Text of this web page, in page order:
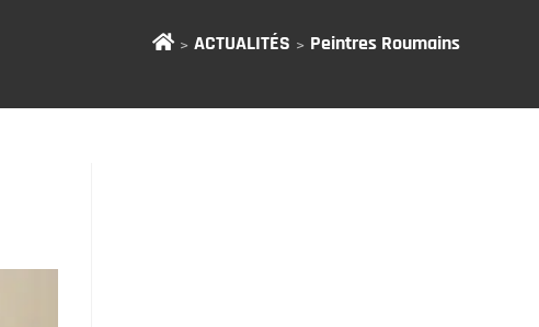
> ACTUALITÉS > Peintres Roumains